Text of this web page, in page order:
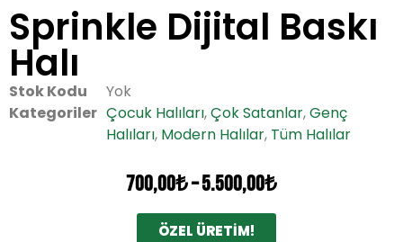
Sprinkle Dijital Baskı
Halı
Stok Kodu
Yok
Kategoriler Çocuk Halıları,Çok Satanlar,Genç
Halıları, Modern Halılar, Tüm Halılar
700,00₺–5.500,00₺
ÖZEL ÜRETİM!